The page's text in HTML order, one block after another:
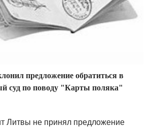
предложение обратиться в
суд по поводу "Карты поляка"
Литвы не принял предложение